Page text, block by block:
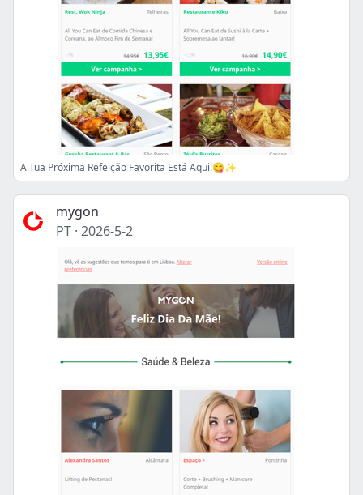
A Tua Próxima Refeição Favorita Está Aqui!😋✨
mygon
PT · 2026-5-2